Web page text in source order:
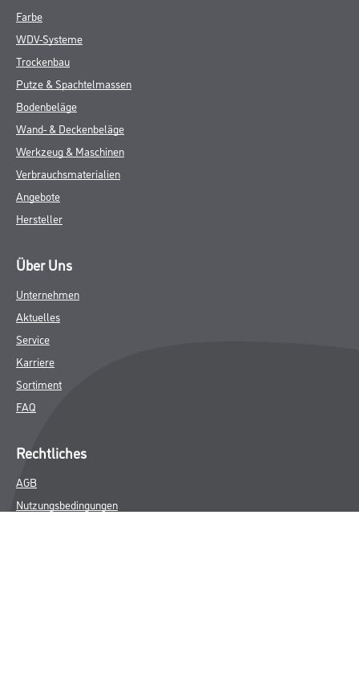
Farbe
WDV-Systeme
Trockenbau
Putze & Spachtelmassen
Bodenbeläge
Wand- & Deckenbeläge
Werkzeug & Maschinen
Verbrauchsmaterialien
Angebote
Hersteller
Über Uns
Unternehmen
Aktuelles
Service
Karriere
Sortiment
FAQ
Rechtliches
AGB
Nutzungsbedingungen